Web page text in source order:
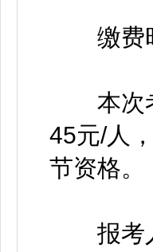
缴费时
本次考
45元/人
节资格。
报考人